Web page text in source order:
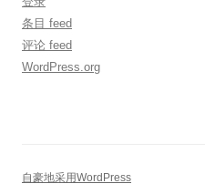
条目 feed
评论 feed
WordPress.org
自豪地采用WordPress